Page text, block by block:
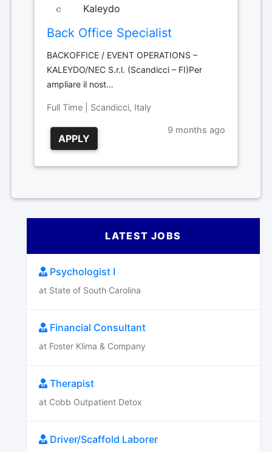
Kaleydo
Back Office Specialist
BACKOFFICE / EVENT OPERATIONS –
KALEYDO/NEC S.r.l. (Scandicci – FI)Per
ampliare il nost…
Full Time | Scandicci, Italy
APPLY
9 months ago
LATEST JOBS
Psychologist I
at State of South Carolina
Financial Consultant
at Foster Klima & Company
Therapist
at Cobb Outpatient Detox
Driver/Scaffold Laborer